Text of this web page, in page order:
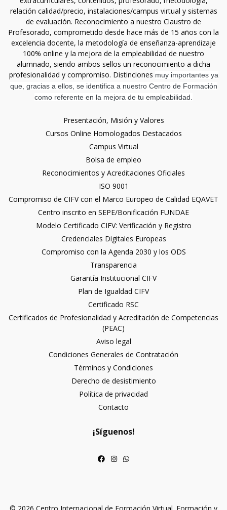
relación calidad/precio, instalaciones/campus virtual y sistemas
de evaluación. Reconocimiento a nuestro Claustro de
Profesorado, comprometido desde hace más de 15 años con la
excelencia docente, la metodología de enseñanza-aprendizaje
100% online y la mejora de la empleabilidad de nuestro
alumnado, siendo ambos sellos un reconocimiento a dicha
profesionalidad y compromiso. Distinciones muy importantes ya
que, gracias a ellos, se identifica a nuestro Centro de Formación
como referente en la mejora de tu empleabilidad.
Presentación, Misión y Valores
Cursos Online Homologados Destacados
Campus Virtual
Bolsa de empleo
Reconocimientos y Acreditaciones Oficiales
ISO 9001
Compromiso de CIFV con el Marco Europeo de Calidad EQAVET
Centro inscrito en SEPE/Bonificación FUNDAE
Modelo Certificado CIFV: Verificación y Registro
Credenciales Digitales Europeas
Compromiso con la Agenda 2030 y los ODS
Transparencia
Garantía Institucional CIFV
Plan de Igualdad CIFV
Certificado RSC
Certificados de Profesionalidad y Acreditación de Competencias
(PEAC)
Aviso legal
Condiciones Generales de Contratación
Términos y Condiciones
Derecho de desistimiento
Política de privacidad
Contacto
¡Síguenos!